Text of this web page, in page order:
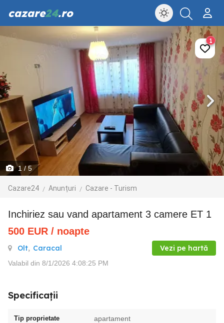
cazare24.ro
1 / 5
Cazare24 Anunțuri Cazare - Turism
1
Inchiriez sau vand apartament 3 camere ET 1
500 EUR / noapte
Olt, Caracal Vezi pe hartă
Valabil din 8/1/2026 4:08:25 PM
Specificații
Tip proprietate apartament